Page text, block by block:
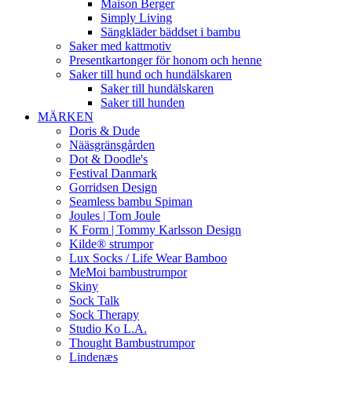
Maison Berger
Simply Living
Sängkläder bäddset i bambu
Saker med kattmotiv
Presentkartonger för honom och henne
Saker till hund och hundälskaren
Saker till hundälskaren
Saker till hunden
MÄRKEN
Doris & Dude
Nääsgränsgården
Dot & Doodle's
Festival Danmark
Gorridsen Design
Seamless bambu Spiman
Joules | Tom Joule
K Form | Tommy Karlsson Design
Kilde® strumpor
Lux Socks / Life Wear Bamboo
MeMoi bambustrumpor
Skiny
Sock Talk
Sock Therapy
Studio Ko L.A.
Thought Bambustrumpor
Lindenæs